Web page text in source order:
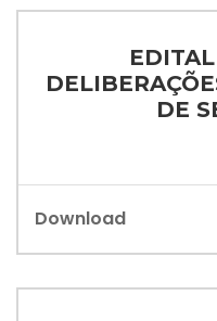
DE
Download